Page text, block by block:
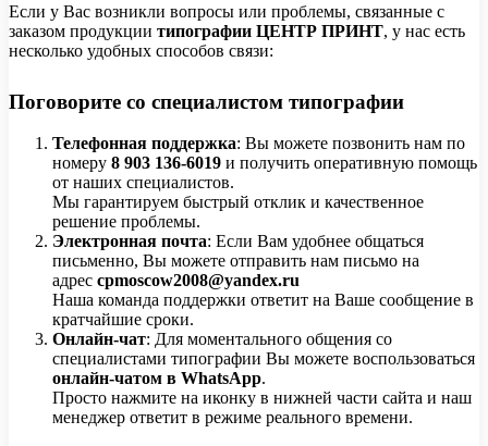
Если у Вас возникли вопросы или проблемы, связанные с
заказом продукции типографии ЦЕНТР ПРИНТ, у нас есть
несколько удобных способов связи:
Поговорите со специалистом типографии
Телефонная поддержка: Вы можете позвонить нам по
номеру 8 903 136-6019 и получить оперативную помощь
от наших специалистов.
Мы гарантируем быстрый отклик и качественное
решение проблемы.
Электронная почта: Если Вам удобнее общаться
письменно, Вы можете отправить нам письмо на
адрес cpmoscow2008@yandex.ru
Наша команда поддержки ответит на Ваше сообщение в
кратчайшие сроки.
Онлайн-чат: Для моментального общения со
специалистами типографии Вы можете воспользоваться
онлайн-чатом в WhatsApp.
Просто нажмите на иконку в нижней части сайта и наш
менеджер ответит в режиме реального времени.